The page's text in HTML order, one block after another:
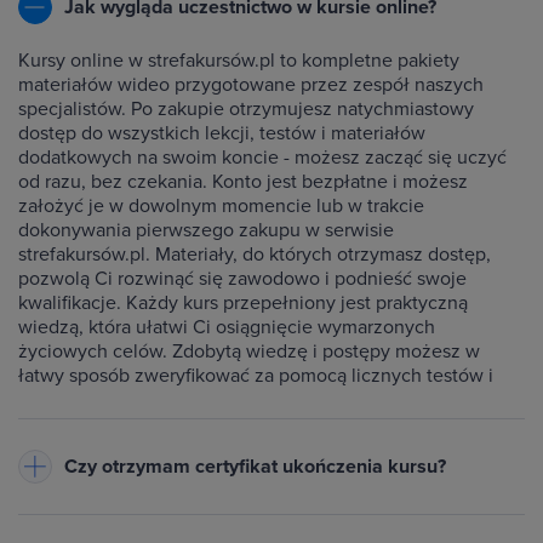
Jak wygląda uczestnictwo w kursie online?
Kursy online w strefakursów.pl to kompletne pakiety
materiałów wideo przygotowane przez zespół naszych
specjalistów. Po zakupie otrzymujesz natychmiastowy
dostęp do wszystkich lekcji, testów i materiałów
dodatkowych na swoim koncie - możesz zacząć się uczyć
od razu, bez czekania. Konto jest bezpłatne i możesz
założyć je w dowolnym momencie lub w trakcie
dokonywania pierwszego zakupu w serwisie
strefakursów.pl. Materiały, do których otrzymasz dostęp,
pozwolą Ci rozwinąć się zawodowo i podnieść swoje
kwalifikacje. Każdy kurs przepełniony jest praktyczną
wiedzą, która ułatwi Ci osiągnięcie wymarzonych
życiowych celów. Zdobytą wiedzę i postępy możesz w
łatwy sposób zweryfikować za pomocą licznych testów i
Czy otrzymam certyfikat ukończenia kursu?